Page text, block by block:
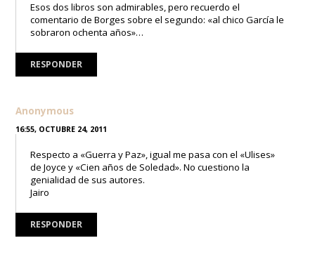
Esos dos libros son admirables, pero recuerdo el
comentario de Borges sobre el segundo: «al chico García le
sobraron ochenta años»…
RESPONDER
Anonymous
16:55, OCTUBRE 24, 2011
Respecto a «Guerra y Paz», igual me pasa con el «Ulises»
de Joyce y «Cien años de Soledad». No cuestiono la
genialidad de sus autores.
Jairo
RESPONDER